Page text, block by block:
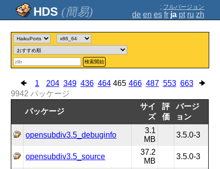
(簡易) ; フルバージョン
de en es fr ja pt ru zh
検索開始
1 204 349 436 464 465 466 487 553 663
9942 パッケージ
パッケージ
サイ
ズ
評
価
バージ
ョン
opensubdiv3.5_debuginfo
3.1
MB
3.5.0-3
opensubdiv3.5_source
37.2
MB
3.5.0-3